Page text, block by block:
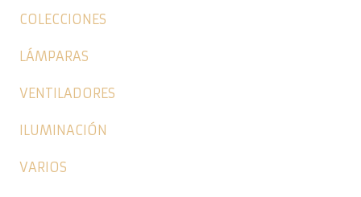
COLECCIONES
LÁMPARAS
VENTILADORES
ILUMINACIÓN
VARIOS